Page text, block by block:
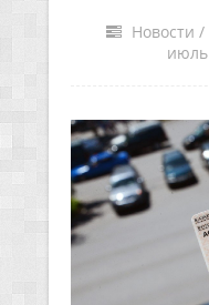
Новости
июль